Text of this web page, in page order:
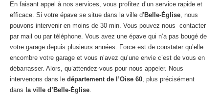
En faisant appel à nos services, vous profitez d’un service rapide et
efficace. Si votre épave se situe dans la ville d’ Belle-Église, nous
pouvons intervenir en moins de 30 min. Vous pouvez nous contacter
par mail ou par téléphone. Vous avez une épave qui n’a pas bougé de
votre garage depuis plusieurs années. Force est de constater qu’elle
encombre votre garage et vous n’avez qu’une envie c’est de vous en
débarrasser. Alors, qu’attendez-vous pour nous appeler. Nous
intervenons dans le département de l’Oise 60, plus précisément
dans la ville d’Belle-Église.